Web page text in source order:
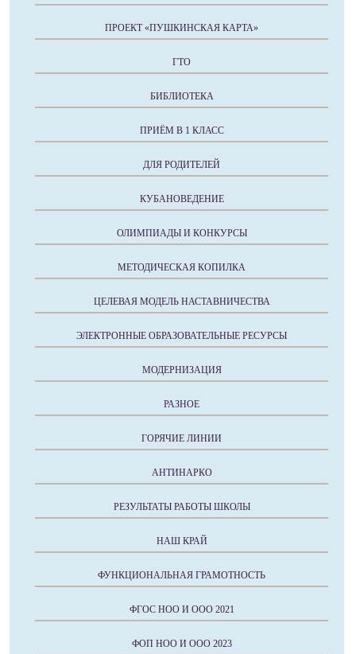
ПРОЕКТ «ПУШКИНСКАЯ КАРТА»
ГТО
БИБЛИОТЕКА
ПРИЁМ В 1 КЛАСС
ДЛЯ РОДИТЕЛЕЙ
КУБАНОВЕДЕНИЕ
ОЛИМПИАДЫ И КОНКУРСЫ
МЕТОДИЧЕСКАЯ КОПИЛКА
ЦЕЛЕВАЯ МОДЕЛЬ НАСТАВНИЧЕСТВА
ЭЛЕКТРОННЫЕ ОБРАЗОВАТЕЛЬНЫЕ РЕСУРСЫ
МОДЕРНИЗАЦИЯ
РАЗНОЕ
ГОРЯЧИЕ ЛИНИИ
АНТИНАРКО
РЕЗУЛЬТАТЫ РАБОТЫ ШКОЛЫ
НАШ КРАЙ
ФУНКЦИОНАЛЬНАЯ ГРАМОТНОСТЬ
ФГОС НОО И ООО 2021
ФОП НОО И ООО 2023